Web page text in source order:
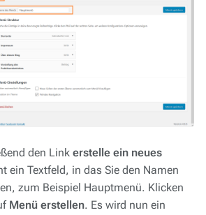
den Link erstelle ein neues
ein Textfeld, in das Sie den Namen
zum Beispiel Hauptmenü. Klicken
Menü erstellen. Es wird nun ein